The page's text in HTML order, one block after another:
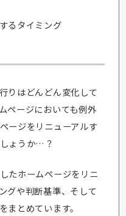
るタイミング
りはどんどん変化して
ページにおいても例外
ージをリニューアルす
ょうか…？
たホームページをリニ
グや判断基準、そして
まとめています。